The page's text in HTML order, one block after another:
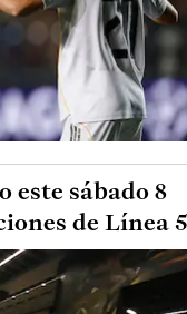
este sábado 8
de Línea 5